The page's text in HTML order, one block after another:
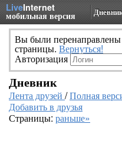
LiveInternet
мобильная версия
Вы были
страницы. Вернуться!
Авторизация
Дневник
Лента друзей /Полная
Добавить в друзья
Страницы: раньше»